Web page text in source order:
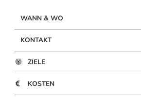
WANN & WO
KONTAKT
ZIELE
KOSTEN